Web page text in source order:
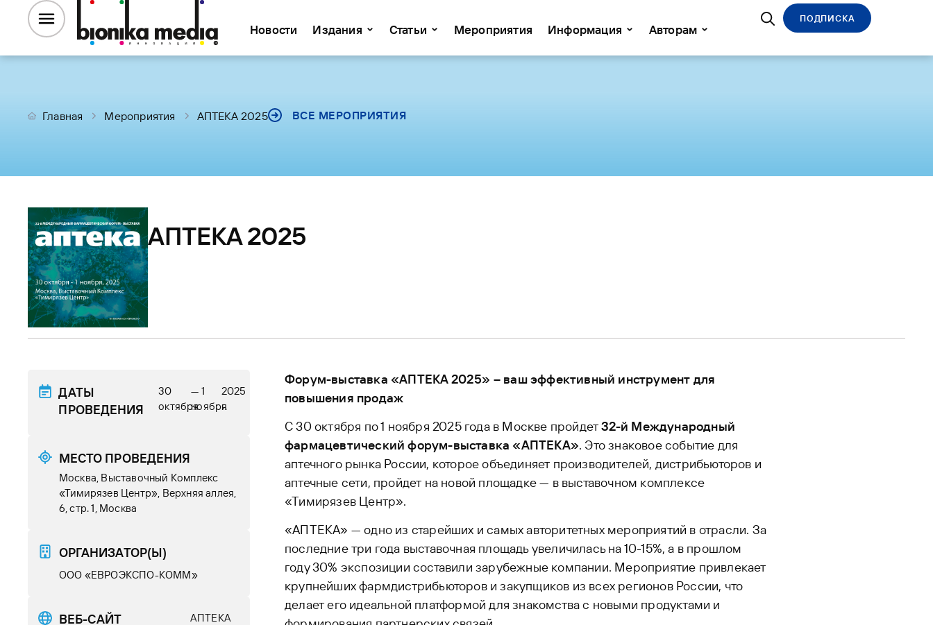
Новости Издания Статьи Мероприятия Информация Авторам
ПОДПИСКА
Главная Мероприятия АПТЕКА 2025 ВСЕ МЕРОПРИЯТИЯ
АПТЕКА 2025
ДАТЫ
ПРОВЕДЕНИЯ
30
октября
— 1
ноября
2025
г.
МЕСТО ПРОВЕДЕНИЯ
Москва, Выставочный Комплекс
«Тимирязев Центр», Верхняя аллея,
6, стр. 1, Москва
ОРГАНИЗАТОР(Ы)
ООО «ЕВРОЭКСПО-КОММ»
ВЕБ-САЙТ
АПТЕКА
Форум-выставка «АПТЕКА 2025» – ваш эффективный инструмент для
повышения продаж
С 30 октября по 1 ноября 2025 года в Москве пройдет32-й Международный
фармацевтический форум-выставка «АПТЕКА». Это знаковое событие для
аптечного рынка России, которое объединяет производителей, дистрибьюторов и
аптечные сети, пройдет на новой площадке — в выставочном комплексе
«Тимирязев Центр».
«АПТЕКА» — одно из старейших и самых авторитетных мероприятий в отрасли. За
последние три года выставочная площадь увеличилась на 10-15%, а в прошлом
году 30% экспозиции составили зарубежные компании. Мероприятие привлекает
крупнейших фармдистрибьюторов и закупщиков из всех регионов России, что
делает его идеальной платформой для знакомства с новыми продуктами и